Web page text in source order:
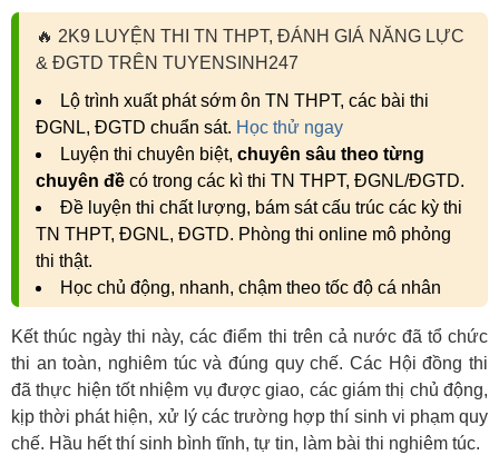
🔥 2K9 LUYỆN THI TN THPT, ĐÁNH GIÁ NĂNG LỰC
& ĐGTD TRÊN TUYENSINH247
Lộ trình xuất phát sớm ôn TN THPT, các bài thi
ĐGNL, ĐGTD chuẩn sát. Học thử ngay
Luyện thi chuyên biệt, chuyên sâu theo từng
chuyên đề có trong các kì thi TN THPT, ĐGNL/ĐGTD.
Đề luyện thi chất lượng, bám sát cấu trúc các kỳ thi
TN THPT, ĐGNL, ĐGTD. Phòng thi online mô phỏng
thi thật.
Học chủ động, nhanh, chậm theo tốc độ cá nhân
Kết thúc ngày thi này, các điểm thi trên cả nước đã tổ chức
thi an toàn, nghiêm túc và đúng quy chế. Các Hội đồng thi
đã thực hiện tốt nhiệm vụ được giao, các giám thị chủ động,
kịp thời phát hiện, xử lý các trường hợp thí sinh vi phạm quy
chế. Hầu hết thí sinh bình tĩnh, tự tin, làm bài thi nghiêm túc.